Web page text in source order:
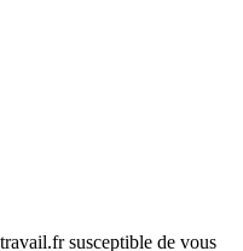
susceptible de vous